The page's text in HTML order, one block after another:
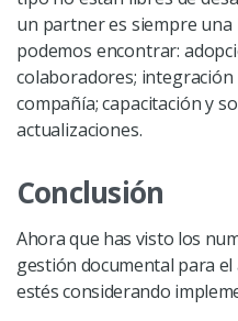
un partner es siempre
podemos encontrar:
colaboradores;
compañía; capacitación y
actualizaciones.
Conclusión
Ahora que has visto los
gestión documental para
estés considerando